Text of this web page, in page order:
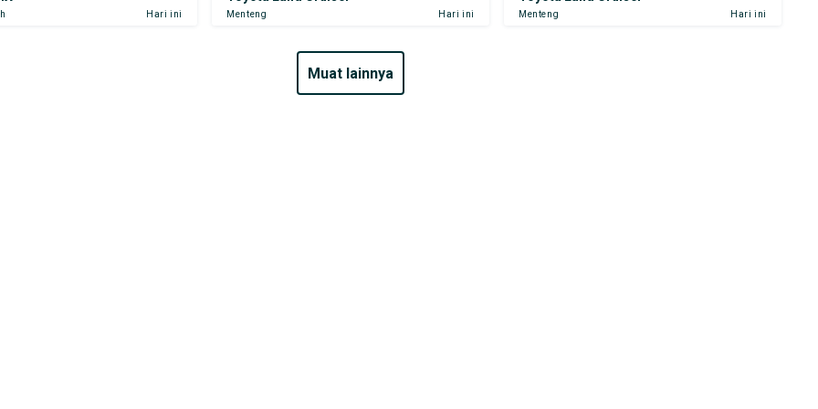
Hari ini Menteng Hari ini Menteng Hari ini
muat lainnya